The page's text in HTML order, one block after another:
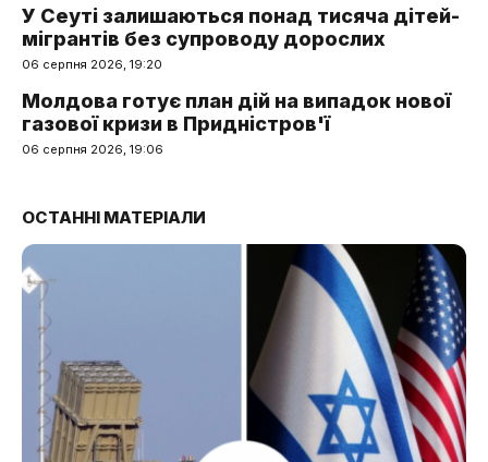
У Сеуті залишаються понад тисяча дітей-
мігрантів без супроводу дорослих
06 серпня 2026, 19:20
Молдова готує план дій на випадок нової
газової кризи в Придністров'ї
06 серпня 2026, 19:06
ОСТАННІ МАТЕРІАЛИ